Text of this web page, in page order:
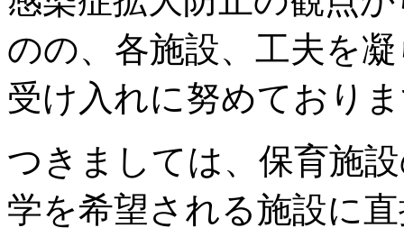
のの、各施設、工夫を
受け入れに努めており
つきましては、保育施
学を希望される施設に